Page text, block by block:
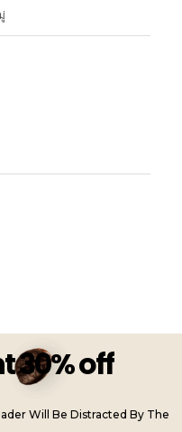
30% off
Will Be Distracted By The